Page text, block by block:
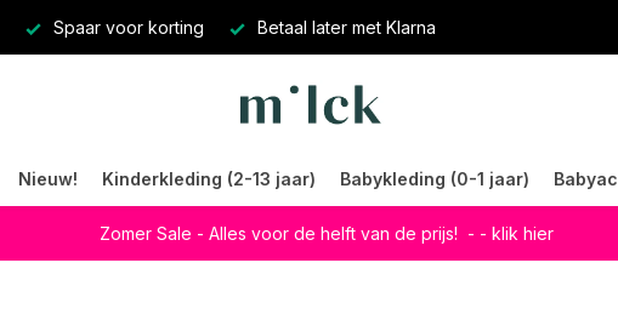
Spaar voor korting Betaal later met Klarna
Nieuw! Kinderkleding (2-13 jaar) Babykleding (0-1 jaar)
Zomer Sale - Alles voor de helft van de prijs! - - klik hier